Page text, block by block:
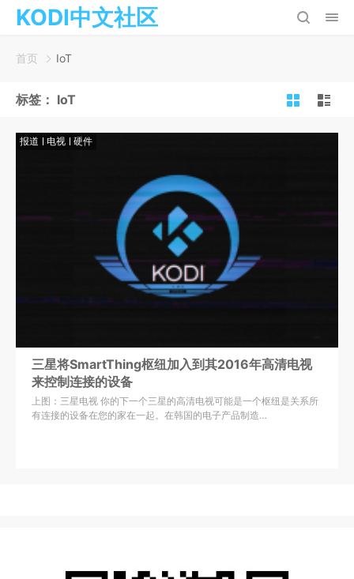
KODI中文社区
首页 IoT
标签： IoT
报道 电视 硬件
三星将SmartThing枢纽加入到其2016年高清电视
来控制连接的设备
上图：三星电视 你的下一个三星的高清电视可能是一个枢纽是关系所
有连接的设备在您的家在一起。在韩国的电子产品制造…